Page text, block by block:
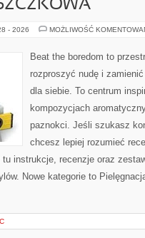
- 2026 MOŻLIWOŚĆ
Beat the boredom to
rozproszyć nudę i
dla siebie. To centrum
kompozycjach
paznokci. Jeśli szukasz
chcesz lepiej rozumieć
instrukcje, recenzje oraz
Nowe kategorie to